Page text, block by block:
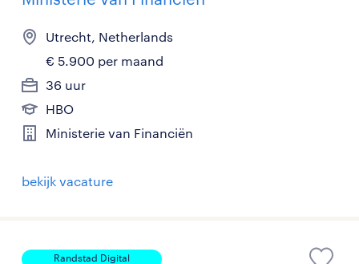
Utrecht, Netherlands
€ 5.900 per maand
36 uur
HBO
Ministerie van Financiën
bekijk vacature
Randstad Digital